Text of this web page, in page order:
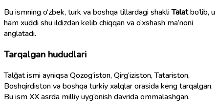
Bu ismning o‘zbek, turk va boshqa tillardagi shakliTalatbo‘lib, u
ham xuddi shu ildizdan kelib chiqqan va o‘xshash ma’noni
anglatadi.
Tarqalgan hududlari
Talğat ismi ayniqsa Qozog‘iston, Qirg‘iziston, Tatariston,
Boshqirdiston va boshqa turkiy xalqlar orasida keng tarqalgan.
Bu ism XX asrda milliy uyg‘onish davrida ommalashgan.